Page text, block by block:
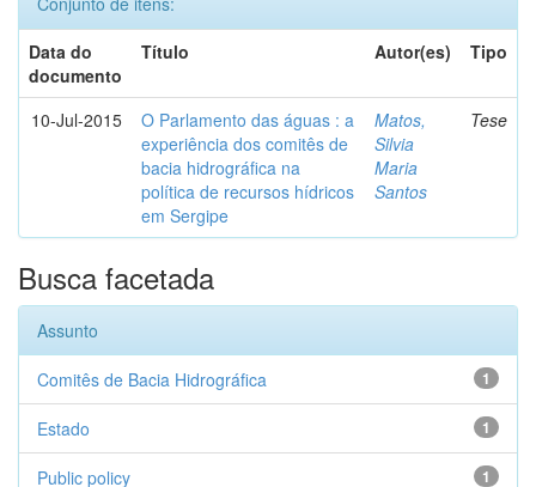
Data do
documento
Título Autor(es) Tipo
10-Jul-2015
O Parlamento das águas : a
experiência dos comitês de
bacia hidrográfica na
política de recursos hídricos
em Sergipe
Matos,
Silvia
Maria
Santos
Tese
Busca facetada
Assunto
1
Comitês de Bacia Hidrográfica
1
Estado
1
Public policy